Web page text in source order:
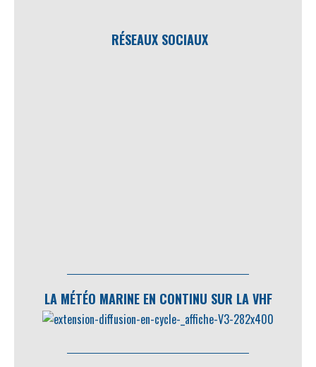
RÉSEAUX SOCIAUX
LA MÉTÉO MARINE EN CONTINU SUR LA VHF